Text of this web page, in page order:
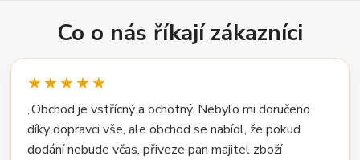
Co o nás říkají zákazníci
★★★★★
„Obchod je vstřícný a ochotný. Nebylo mi doručeno
díky dopravci vše, ale obchod se nabídl, že pokud
dodání nebude včas, přiveze pan majitel zboží